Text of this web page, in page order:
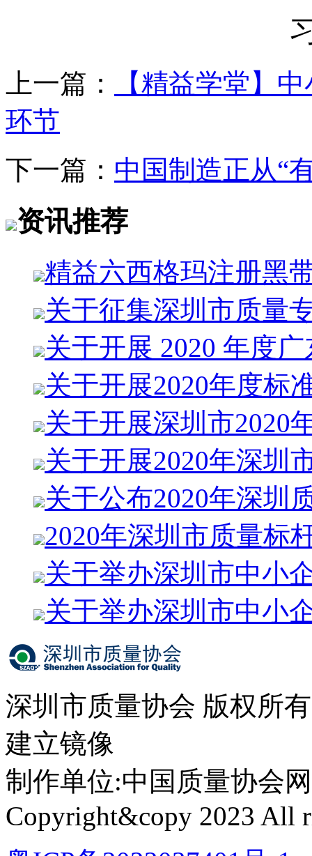
上一篇：
【精益学堂】
环节
下一篇： 中国制造正从“
资讯推荐
精益六西格玛注册黑
关于征集深圳市质量
关于开展 2020 年度
关于开展2020年度标
关于开展深圳市2020
关于开展2020年深圳
关于公布2020年深圳
2020年深圳市质量标
关于举办深圳市中小
关于举办深圳市中小
深圳市质量协会 版权所
建立镜像
制作单位:中国质量协会
Copyright&copy 2023 All